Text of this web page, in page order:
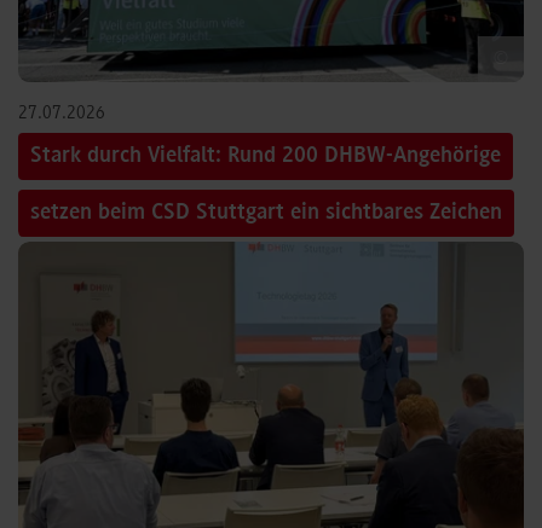
27.07.2026
Stark durch Vielfalt: Rund 200 DHBW-Angehörige
setzen beim CSD Stuttgart ein sichtbares Zeichen